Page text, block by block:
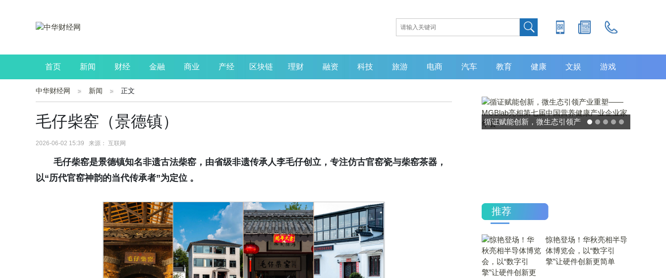
首页 新闻 财经 金融 商业 产经 区块链 理财 融资 科技 旅游 电商 汽车 教育 健康 文娱 游戏
公司 生活 读书
中华财经网 新闻 正文
毛仔柴窑（景德镇）
2026-06-02 15:39 来源： 互联网
毛仔柴窑是景德镇知名非遗古法柴窑，由省级非遗传承人李毛仔创立，专注仿古官窑瓷与柴窑茶器，
以“历代官窑神韵的当代传承者”为定位 。
灵敏度超 80% 特异性 99%！
推荐
惊艳登场！华秋亮相半导
体博览会，以“数字引
擎”让硬件创新更简单